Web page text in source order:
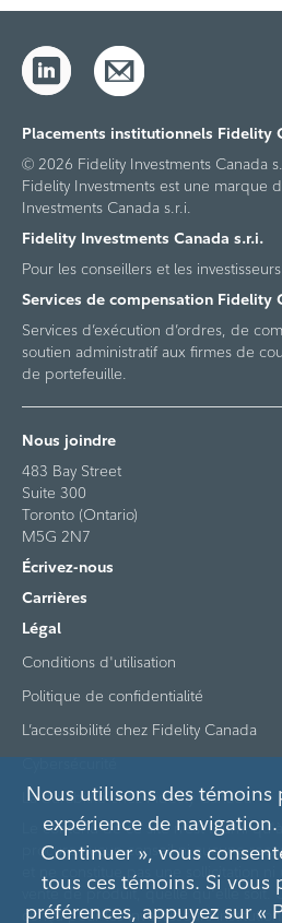
Placements institutionnels Fidelity
© 2026 Fidelity Investments Canada
Fidelity Investments est une marque
Investments Canada s.r.i.
Fidelity Investments Canada s.r.i.
Pour les conseillers et les
Services de compensation Fidelity
Services d’exécution d’ordres, de
soutien administratif aux firmes de
de portefeuille.
Nous joindre
483 Bay Street
Suite 300
Toronto (Ontario)
M5G 2N7
Écrivez-nous
Carrières
Légal
Conditions d'utilisation
Politique de confidentialité
L’accessibilité chez Fidelity Canada
Cybersécurité
La durabilité chez Fidelity Canada
Le contenu de ce site n’est fourni
procure aucun conseil ni aucune
et ne constitue pas une sollicitation
vente de produit, quelle qu'elle soit.
conçu pour les investisseurs
Nous utilisons des témoins
expérience de
Continuer », vous
tous ces témoins. Si vous
préférences, appuyez sur «